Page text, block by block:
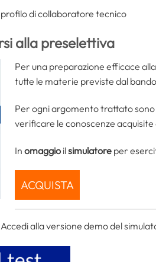
di collaboratore tecnico
alla preselettiva
Per una preparazione efficace
tutte le materie previste dal
Per ogni argomento trattato sono
verificare le conoscenze
In omaggio ilsimulatore per
ACQUISTA
alla versione demo del